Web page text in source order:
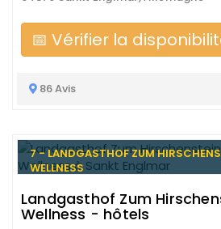
📅 Vérifier la
86 Avis
7 - LANDGASTHOF ZUM
WELLNESS
Landgasthof Zum
Wellness - hôtels